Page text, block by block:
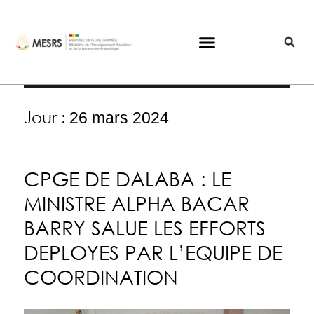
Jour : 26 mars 2024
CPGE DE DALABA : LE
MINISTRE ALPHA BACAR
BARRY SALUE LES EFFORTS
DEPLOYES PAR L’EQUIPE DE
COORDINATION